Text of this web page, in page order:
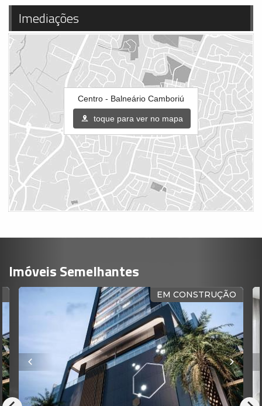
Imediações
Centro - Balneário Camboriú
toque para ver no mapa
Imóveis Semelhantes
EM CONSTRUÇÃO